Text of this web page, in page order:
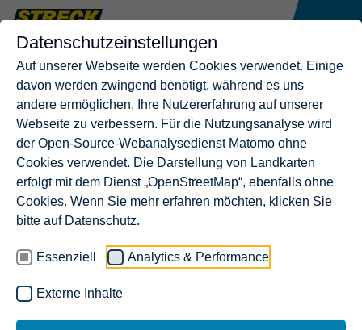
Datenschutzeinstellungen
Auf unserer Webseite werden Cookies verwendet. Einige
davon werden zwingend benötigt, während es uns
andere ermöglichen, Ihre Nutzererfahrung auf unserer
Webseite zu verbessern. Für die Nutzungsanalyse wird
der Open-Source-Webanalysedienst Matomo ohne
Cookies verwendet. Die Darstellung von Landkarten
erfolgt mit dem Dienst „OpenStreetMap“, ebenfalls ohne
Cookies. Wenn Sie mehr erfahren möchten, klicken Sie
bitte auf Datenschutz.
Essenziell Analytics & Performance
Externe Inhalte